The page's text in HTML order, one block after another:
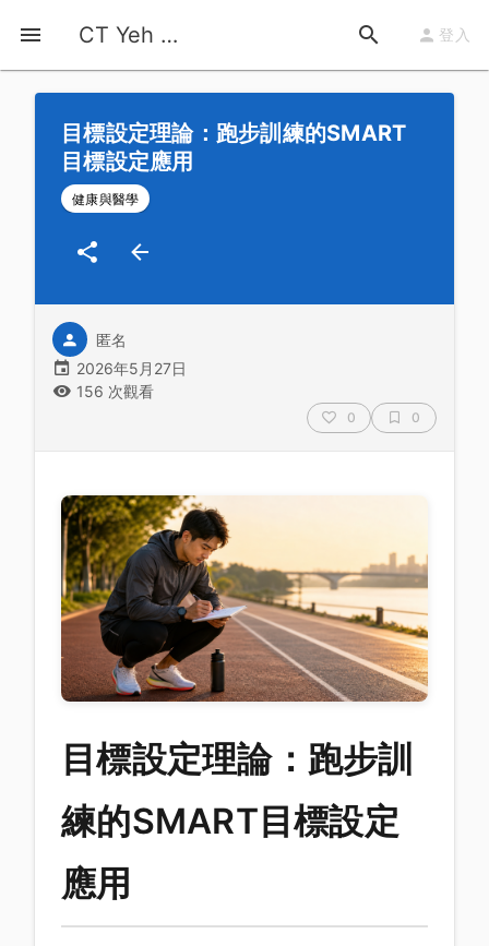
CT Yeh 公路車基地 登入
首頁 運動知識
目標設定理論：跑步訓練的SMART
目標設定應用
健康與醫學
匿名
2026年5月27日
156 次觀看
0 0
目標設定理論：跑步訓
練的SMART目標設定
應用